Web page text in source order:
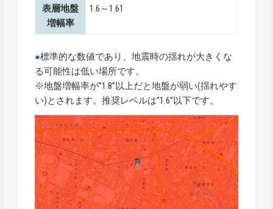
表層地盤
増幅率
1.6～1.61
●標準的な数値であり、地震時の揺れが大きくな
る可能性は低い場所です。
※地盤増幅率が”1.8”以上だと地盤が弱い(揺れやす
い)とされます。推奨レベルは”1.6”以下です。